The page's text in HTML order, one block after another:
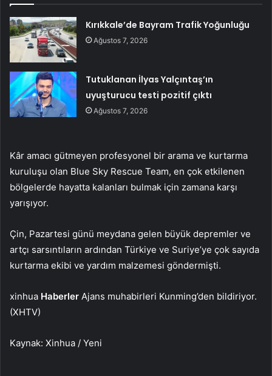
Kırıkkale’de Bayram Trafik Yoğunluğu
Ağustos 7, 2026
Tutuklanan İlyas Yalçıntaş’ın
uyuşturucu testi pozitif çıktı
Ağustos 7, 2026
Kâr amacı gütmeyen profesyonel bir arama ve kurtarma
kuruluşu olan Blue Sky Rescue Team, en çok etkilenen
bölgelerde hayatta kalanları bulmak için zamana karşı
yarışıyor.
Çin, Pazartesi günü meydana gelen büyük depremler ve
artçı sarsıntıların ardından Türkiye ve Suriye’ye çok sayıda
kurtarma ekibi ve yardım malzemesi göndermişti.
xinhua Haberler Ajans muhabirleri Kunming’den bildiriyor.
(XHTV)
Kaynak: Xinhua / Yeni